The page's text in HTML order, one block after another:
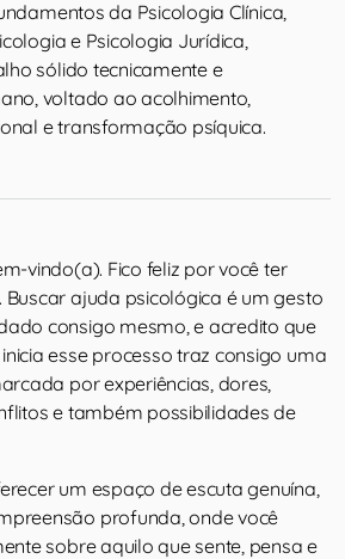
da Psicologia Clínica,
e Psicologia Jurídica,
sólido tecnicamente e
voltado ao acolhimento,
e transformação psíquica.
vindo(a). Fico feliz por você ter
ajuda psicológica é um gesto
consigo mesmo, e acredito que
esse processo traz consigo uma
por experiências, dores,
e também possibilidades de
um espaço de escuta genuína,
profunda, onde você
sobre aquilo que sente, pensa e